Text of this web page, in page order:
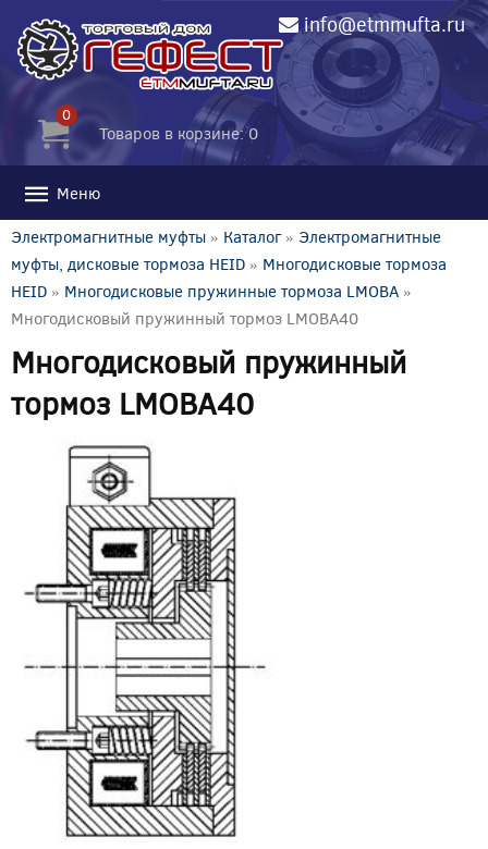
info@etmmufta.ru
0
Товаров в корзине: 0
Меню
Электромагнитные муфты » Каталог» Электромагнитные
муфты, дисковые тормоза HEID » Многодисковые тормоза
HEID » Многодисковые пружинные тормоза LMOBA »
Многодисковый пружинный тормоз LMOBA40
Многодисковый пружинный
тормоз LMOBA40